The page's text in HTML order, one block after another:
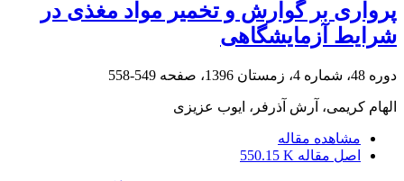
‌پرواری بر گوارش‌ و تخمیر مواد مغذی در
شرایط آزمایشگاهی
دوره 48، شماره 4، زمستان 1396، صفحه 549-558
الهام کریمی، آرش آذرفر، ایوب عزیزی
مشاهده مقاله
اصل مقاله 550.15 K